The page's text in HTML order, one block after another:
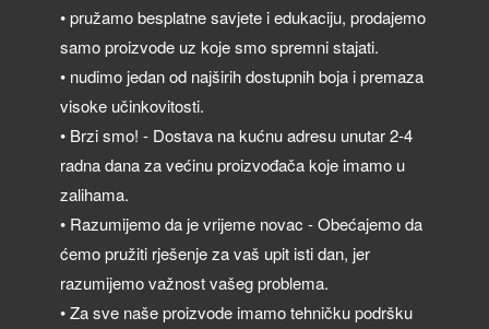
• pružamo besplatne savjete i edukaciju, prodajemo
samo proizvode uz koje smo spremni stajati.
• nudimo jedan od najširih dostupnih boja i premaza
visoke učinkovitosti.
• Brzi smo! - Dostava na kućnu adresu unutar 2-4
radna dana za većinu proizvođača koje imamo u
zalihama.
• Razumijemo da je vrijeme novac - Obećajemo da
ćemo pružiti rješenje za vaš upit isti dan, jer
razumijemo važnost vašeg problema.
• Za sve naše proizvode imamo tehničku podršku